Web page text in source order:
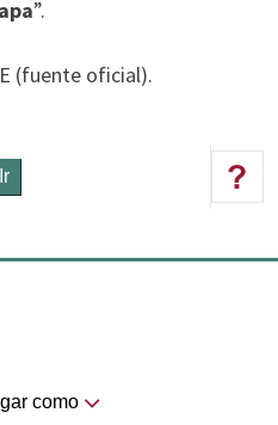
”.
(fuente oficial).